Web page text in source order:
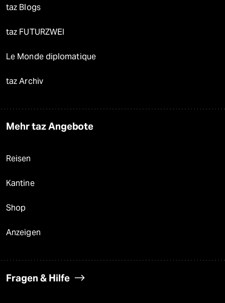
taz Blogs
taz FUTURZWEI
Le Monde diplomatique
taz Archiv
Mehr taz Angebote
Reisen
Kantine
Shop
Anzeigen
Fragen & Hilfe